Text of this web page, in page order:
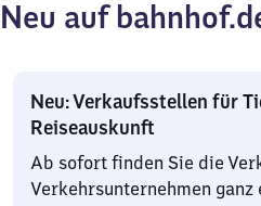
Neu auf
Neu: Verkaufsstellen für
Reiseauskunft
Ab sofort finden Sie die
Verkehrsunternehmen ganz